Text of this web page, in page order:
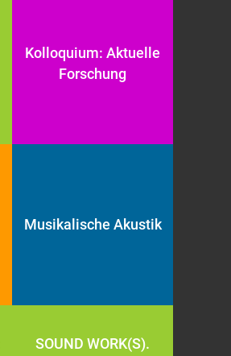
Kolloquium: Aktuelle
Forschung
Musikalische Akustik
SOUND WORK(S).